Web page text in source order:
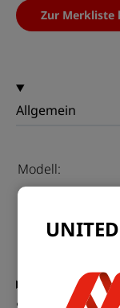
Allgemein
Modell:
Produktcode:
Produktserie:
Zur Merkliste